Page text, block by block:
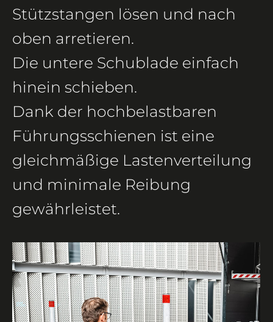
Stützstangen lösen und nach
oben arretieren.
Die untere Schublade einfach
hinein schieben.
Dank der hochbelastbaren
Führungsschienen ist eine
gleichmäßige Lastenverteilung
und minimale Reibung
gewährleistet.